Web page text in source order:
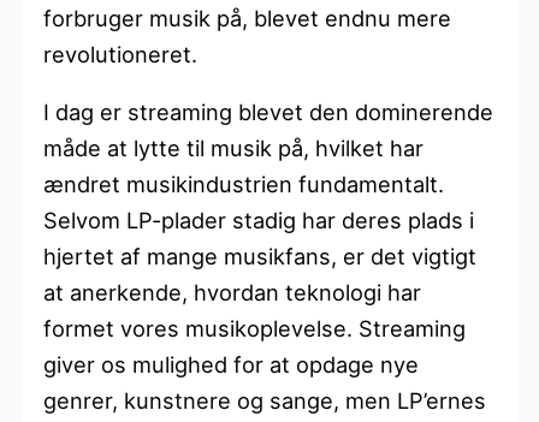
forbruger musik på, blevet endnu mere
revolutioneret.
I dag er streaming blevet den dominerende
måde at lytte til musik på, hvilket har
ændret musikindustrien fundamentalt.
Selvom LP-plader stadig har deres plads i
hjertet af mange musikfans, er det vigtigt
at anerkende, hvordan teknologi har
formet vores musikoplevelse. Streaming
giver os mulighed for at opdage nye
genrer, kunstnere og sange, men LP’ernes